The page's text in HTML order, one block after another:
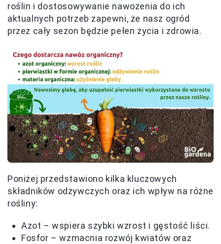
roślin i dostosowywanie nawożenia do ich
aktualnych potrzeb zapewni, że nasz ogród
przez cały sezon będzie pełen życia i zdrowia.
Poniżej przedstawiono kilka kluczowych
składników odżywczych oraz ich wpływ na różne
rośliny:
Azot – wspiera szybki wzrost i gęstość liści.
Fosfor – wzmacnia rozwój kwiatów oraz